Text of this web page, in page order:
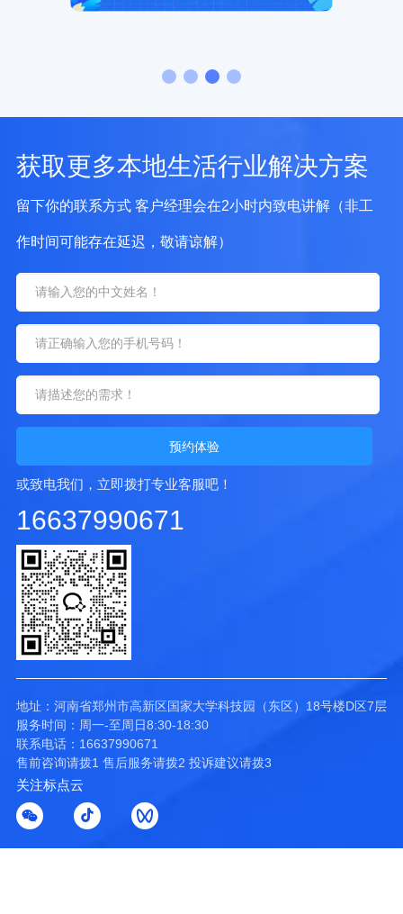
获取更多本地生活行业解决方案
留下你的联系方式 客户经理会在2小时内致电讲解（非工
作时间可能存在延迟，敬请谅解）
预约体验
或致电我们，立即拨打专业客服吧！
16637990671
地址：河南省郑州市高新区国家大学科技园（东区）18号楼D区7层
服务时间：周一-至周日8:30-18:30
联系电话：16637990671
售前咨询请拨1 售后服务请拨2 投诉建议请拨3
关注标点云